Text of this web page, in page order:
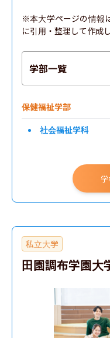
※本大学ページの情報
に引用・整理して作成
学部一覧
保健福祉学部
社会福祉学科
学
私立大学
田園調布学園大